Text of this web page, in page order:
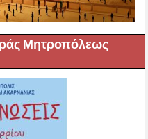
Μητροπόλεως